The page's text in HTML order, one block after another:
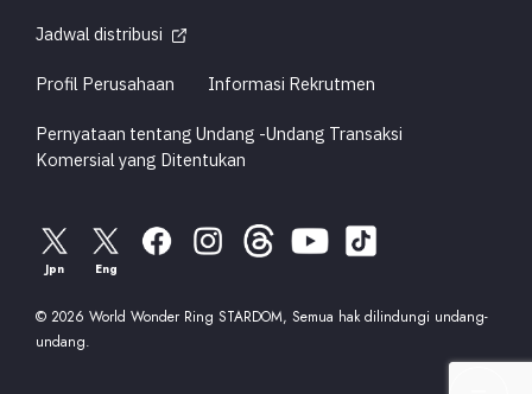
Jadwal distribusi
Profil Perusahaan
Informasi Rekrutmen
Pernyataan tentang Undang -Undang Transaksi
Komersial yang Ditentukan
Jpn Eng
© 2026 World Wonder Ring STARDOM, Semua hak dilindungi undang-
undang.